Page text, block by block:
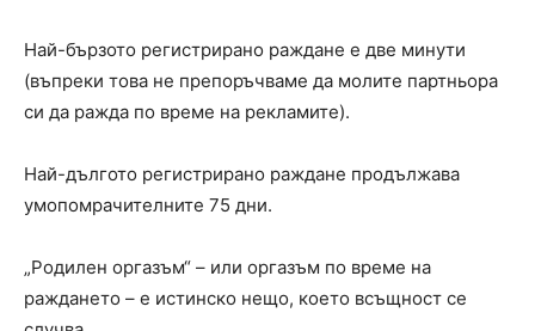
Най-бързото регистрирано раждане е две минути
(въпреки това не препоръчваме да молите партньора
си да ражда по време на рекламите).
Най-дългото регистрирано раждане продължава
умопомрачителните 75 дни.
„Родилен оргазъм“ – или оргазъм по време на
раждането – е истинско нещо, което всъщност се